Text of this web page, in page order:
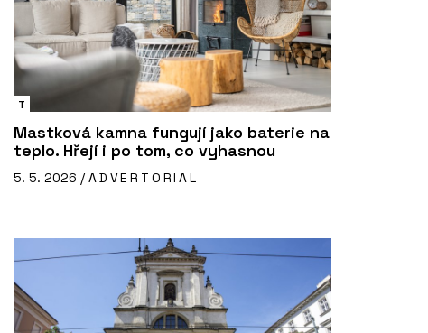
T
Mastková kamna fungují jako baterie na
teplo. Hřejí i po tom, co vyhasnou
5. 5. 2026 / ADVERTORIAL